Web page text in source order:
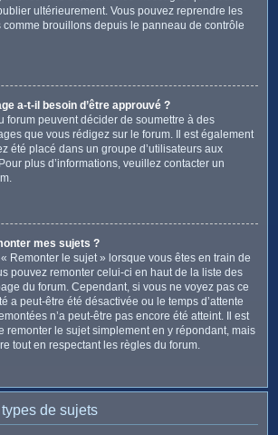
ultérieurement. Vous pouvez reprendre les
brouillons depuis le panneau de contrôle
a-t-il besoin d’être approuvé ?
forum peuvent décider de soumettre à des
que vous rédigez sur le forum. Il est également
été placé dans un groupe d’utilisateurs aux
plus d’informations, veuillez contacter un
mes sujets ?
Remonter le sujet » lorsque vous êtes en train de
pouvez remonter celui-ci en haut de la liste des
du forum. Cependant, si vous ne voyez pas ce
a peut-être été désactivée ou le temps d’attente
n’a peut-être pas encore été atteint. Il est
remonter le sujet simplement en y répondant, mais
tout en respectant les règles du forum.
de sujets